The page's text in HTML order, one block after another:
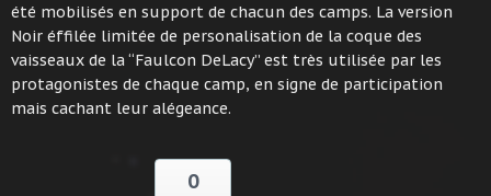
été mobilisés en support de chacun des camps. La version
Noir éffilée limitée de personalisation de la coque des
vaisseaux de la “Faulcon DeLacy” est très utilisée par les
protagonistes de chaque camp, en signe de participation
mais cachant leur alégeance.
0